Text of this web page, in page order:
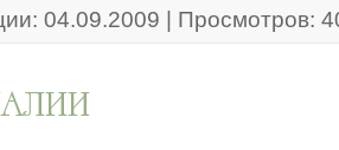
04.09.2009 | Просмотров: